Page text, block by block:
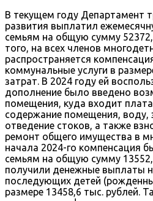
В текущем году Департамент
развития выплатил
семьям на общую сумму
того, на всех членов
распространяется
коммунальные услуги в
затрат. В 2024 году ей
дополнение было введено
помещения, куда входит
содержание помещения, воду,
отведение стоков, а также
ремонт общего имущества в
начала 2024-го компенсация
семьям на общую сумму
получили денежные выплаты
последующих детей
размере 13458,6 тыс. рублей.